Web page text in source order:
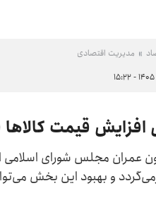
مدیریت اقتصادی
افزایش قیمت
عمران مجلس شورای اسلامی
و بهبود این بخش